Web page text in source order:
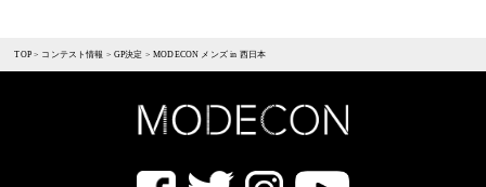
TOP> コンテスト情報 >GP決定 >MODECON メンズ in 西日本